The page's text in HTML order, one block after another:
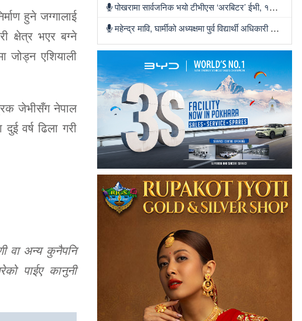
हुने जग्गालाई
क्षेत्र भएर बग्ने
जोड्न एशियाली
जेभीसँग नेपाल
वर्ष ढिला गरी
वा अन्य कुनैपनि
पाईए कानुनी
पोखरामा सार्वजनिक भयो टीभीएस ‘अरबिटर’ ईभी, १५८ किलोमिटर रेन्ज र ३४ लिटर बुट स्पेस
महेन्द्र मावि, घार्मीको अध्यक्षमा पुर्व विद्यार्थी अधिकारी चयन